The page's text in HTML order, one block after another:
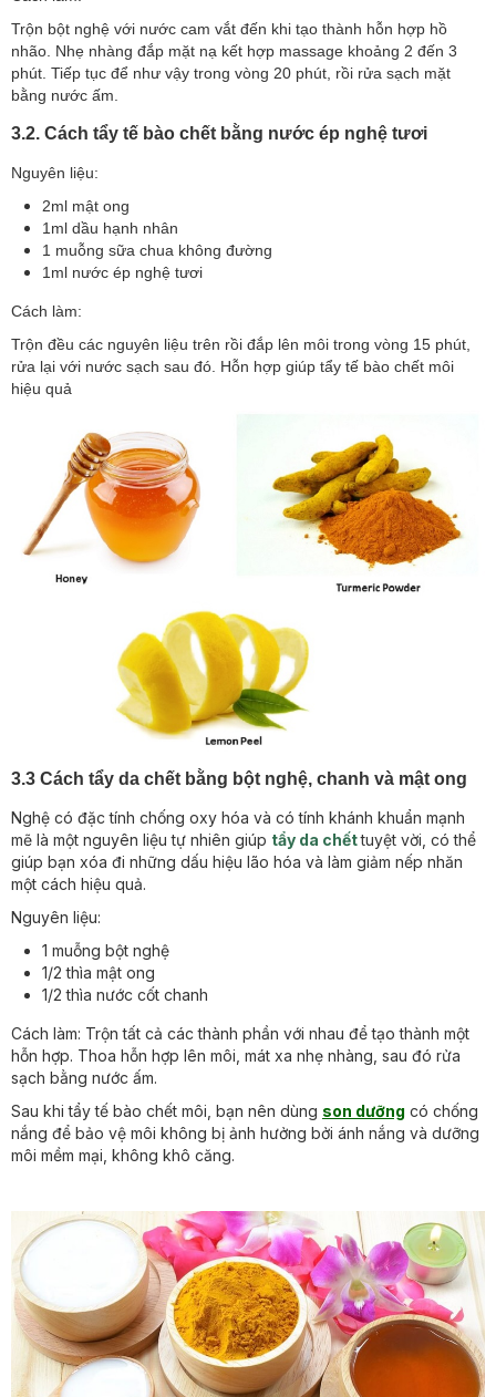
Trộn bột nghệ với nước cam vắt đến khi tạo thành hỗn hợp hồ
nhão. Nhẹ nhàng đắp mặt nạ kết hợp massage khoảng 2 đến 3
phút. Tiếp tục để như vậy trong vòng 20 phút, rồi rửa sạch mặt
bằng nước ấm.
3.2. Cách tẩy tế bào chết bằng nước ép nghệ tươi
Nguyên liệu:
2ml mật ong
1ml dầu hạnh nhân
1 muỗng sữa chua không đường
1ml nước ép nghệ tươi
Cách làm:
Trộn đều các nguyên liệu trên rồi đắp lên môi trong vòng 15 phút,
rửa lại với nước sạch sau đó. Hỗn hợp giúp tẩy tế bào chết môi
hiệu quả
3.3 Cách tẩy da chết bằng bột nghệ, chanh và mật ong
Nghệ có đặc tính chống oxy hóa và có tính khánh khuẩn mạnh
mẽ là một nguyên liệu tự nhiên giúp tẩy da chếttuyệt vời, có thể
giúp bạn xóa đi những dấu hiệu lão hóa và làm giảm nếp nhăn
một cách hiệu quả.
Nguyên liệu:
1 muỗng bột nghệ
1/2 thìa mật ong
1/2 thìa nước cốt chanh
Cách làm: Trộn tất cả các thành phần với nhau để tạo thành một
hỗn hợp. Thoa hỗn hợp lên môi, mát xa nhẹ nhàng, sau đó rửa
sạch bằng nước ấm.
Sau khi tẩy tế bào chết môi, bạn nên dùng son dưỡng có chống
nắng để bảo vệ môi không bị ảnh hưởng bởi ánh nắng và dưỡng
môi mềm mại, không khô căng.